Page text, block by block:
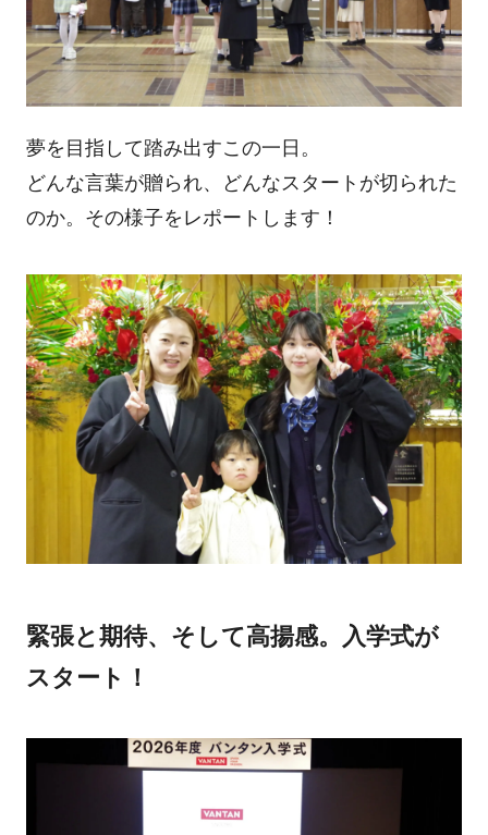
夢を目指して踏み出すこの一日。
どんな言葉が贈られ、どんなスタートが切られた
のか。その様子をレポートします！
緊張と期待、そして高揚感。入学式が
スタート！